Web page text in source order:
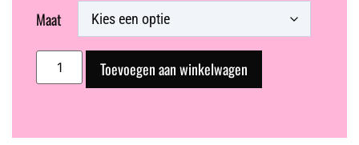
Maat
Toevoegen aan winkelwagen